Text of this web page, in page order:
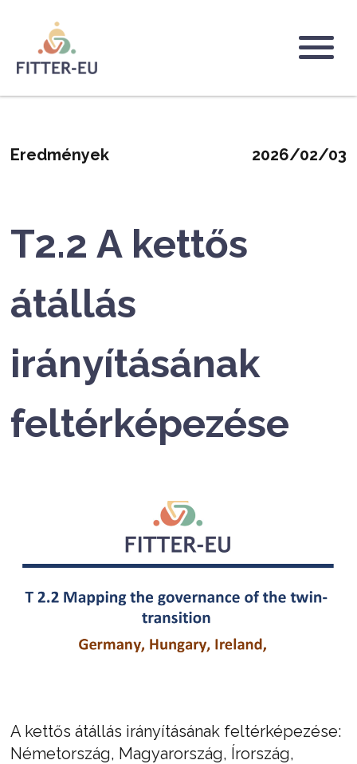
tartalomra
Logo
Eredmények 2026/02/03
T2.2 A kettős
átállás
irányításának
feltérképezése
A kettős átállás irányításának feltérképezése:
Németország, Magyarország, Írország,